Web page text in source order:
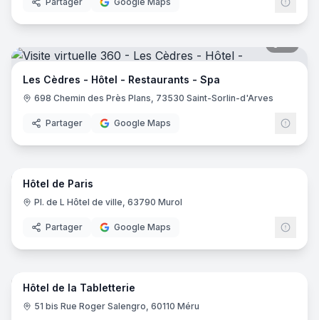
Les Cèdres - Hôtel - Restaurants - Spa
698 Chemin des Près Plans, 73530 Saint-Sorlin-d'Arves
Partager Google Maps
10
Hôtel de Paris
Pl. de L Hôtel de ville, 63790 Murol
Partager Google Maps
16
Hôtel de la Tabletterie
51 bis Rue Roger Salengro, 60110 Méru